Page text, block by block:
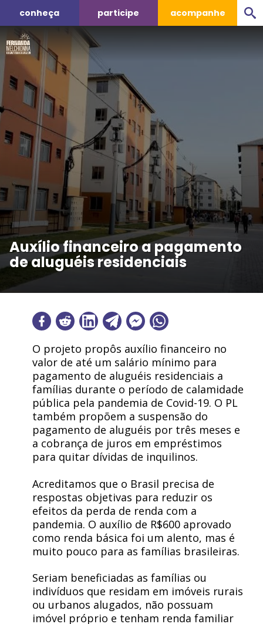
conheça participe acompanhe
Auxílio financeiro a pagamento
de aluguéis residenciais
O projeto propôs auxílio financeiro no
valor de até um salário mínimo para
pagamento de aluguéis residenciais a
famílias durante o período de calamidade
pública pela pandemia de Covid-19. O PL
também propõem a suspensão do
pagamento de aluguéis por três meses e
a cobrança de juros em empréstimos
para quitar dívidas de inquilinos.
Acreditamos que o Brasil precisa de
respostas objetivas para reduzir os
efeitos da perda de renda com a
pandemia. O auxílio de R$600 aprovado
como renda básica foi um alento, mas é
muito pouco para as famílias brasileiras.
Seriam beneficiadas as famílias ou
indivíduos que residam em imóveis rurais
ou urbanos alugados, não possuam
imóvel próprio e tenham renda familiar